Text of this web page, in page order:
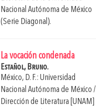
Nacional Autónoma de México
(Serie Diagonal).
La vocación condenada
Estañol, Bruno.
México, D. F.: Universidad
Nacional Autónoma de México /
Dirección de Literatura [UNAM]